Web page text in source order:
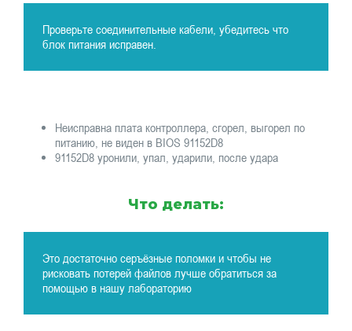
Проверьте соединительные кабели, убедитесь что
блок питания исправен.
Неисправна плата контроллера, сгорел, выгорел по
питанию, не виден в BIOS 91152D8
91152D8 уронили, упал, ударили, после удара
Что делать:
Это достаточно серъёзные поломки и чтобы не
рисковать потерей файлов лучше обратиться за
помощью в нашу лабораторию